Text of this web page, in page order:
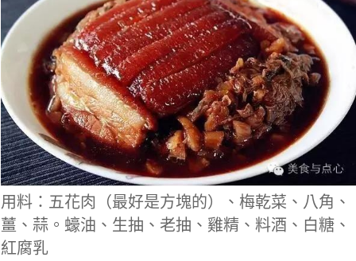
用料：五花肉（最好是方塊的）、梅乾菜、八角、
薑、蒜。蠔油、生抽、老抽、雞精、料酒、白糖、
紅腐乳